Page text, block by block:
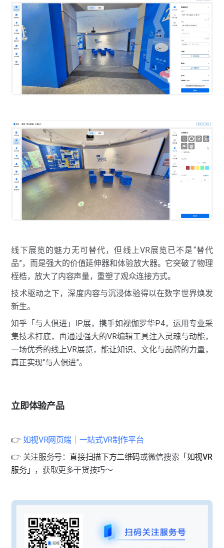
线下展览的魅力无可替代，但线上VR展览已不是“替代
品”，而是强大的价值延伸器和体验放大器。它突破了物理
桎梏，放大了内容声量，重塑了观众连接方式。
技术驱动之下，深度内容与沉浸体验得以在数字世界焕发
新生。
知乎「与人俱进」IP展，携手如视伽罗华P4，运用专业采
集技术打底，再通过强大的VR编辑工具注入灵魂与动能，
一场优秀的线上VR展览，能让知识、文化与品牌的力量，
真正实现“与人俱进”。
立即体验产品
👉 如视VR网页端｜一站式VR制作平台
👉 关注服务号： 直接扫描下方二维码或微信搜索 「如视VR
服务」 ，获取更多干货技巧～